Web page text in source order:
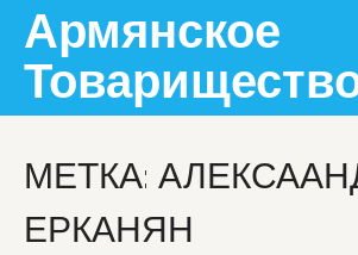
content
Армянское
МЕТКА:
ЕРКАНЯН